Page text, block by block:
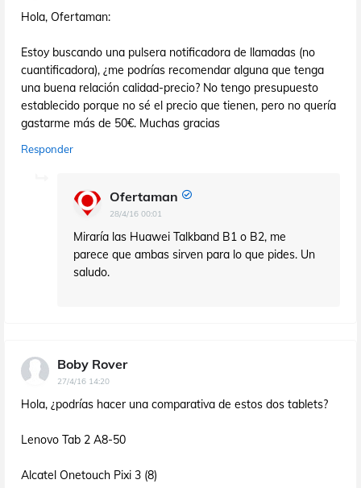
Hola, Ofertaman:
Estoy buscando una pulsera notificadora de llamadas (no
cuantificadora), ¿me podrías recomendar alguna que tenga
una buena relación calidad-precio? No tengo presupuesto
establecido porque no sé el precio que tienen, pero no quería
gastarme más de 50€. Muchas gracias
Responder
Ofertaman
28/4/16 00:01
Miraría las Huawei Talkband B1 o B2, me
parece que ambas sirven para lo que pides. Un
saludo.
Boby Rover
27/4/16 14:20
Hola, ¿podrías hacer una comparativa de estos dos tablets?
Lenovo Tab 2 A8-50
Alcatel Onetouch Pixi 3 (8)